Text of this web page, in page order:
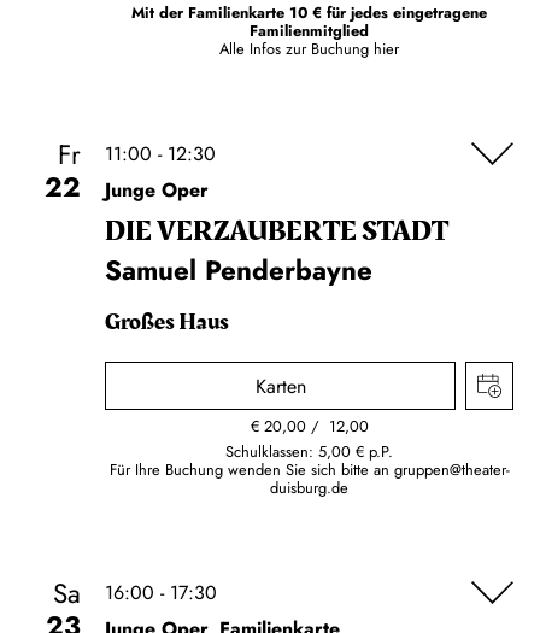
Mit der Familienkarte 10 € für jedes eingetragene
Familienmitglied
Alle Infos zur Buchung hier
Fr
22
11:00 - 12:30
Junge Oper
DIE VERZAUBERTE STADT
Samuel Penderbayne
Großes Haus
Karten
€ 20,00
12,00
Schulklassen: 5,00 € p.P.
Für Ihre Buchung wenden Sie sich bitte an gruppen@theater-
duisburg.de
Sa
16:00 - 17:30